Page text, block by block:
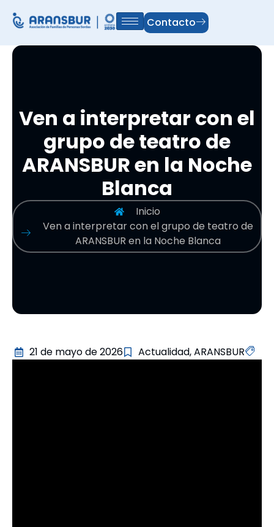
Contacto
Ven a interpretar con el
grupo de teatro de
ARANSBUR en la Noche
Blanca
Inicio
Ven a interpretar con el grupo de teatro de
ARANSBUR en la Noche Blanca
21 de mayo de 2026 Actualidad,ARANSBUR